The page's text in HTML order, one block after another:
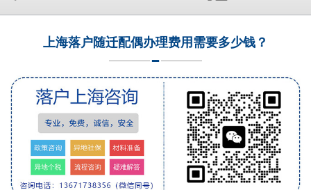
上海落户随迁配偶办理费用需要多少钱？